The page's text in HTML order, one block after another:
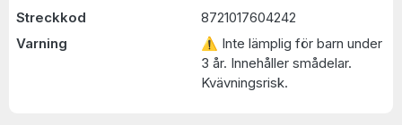
Streckkod
8721017604242
Varning
⚠ Inte lämplig för barn under
3 år. Innehåller smådelar.
Kvävningsrisk.